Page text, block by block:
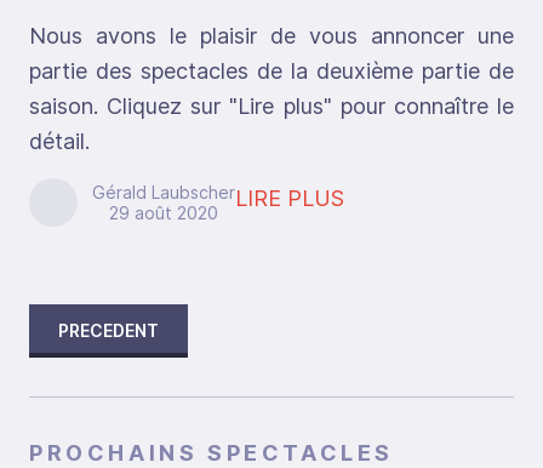
Nous avons le plaisir de vous annoncer une
partie des spectacles de la deuxième partie de
saison. Cliquez sur "Lire plus" pour connaître le
détail.
Gérald Laubscher
29 août 2020
LIRE PLUS
PRECEDENT
PROCHAINS SPECTACLES